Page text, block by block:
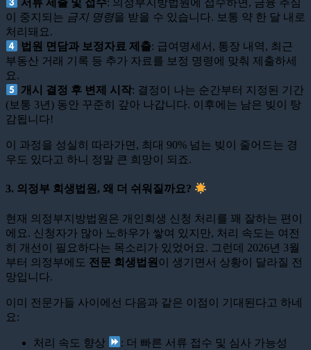
서류 제출 및 접수: 의정부지방법원에 접수하면, 금융 추심
이 중지되는 금지 명령을 받을 수 있습니다. 보통 약 한 달 내로
처리돼요.
법원 면담과 보정자료 제출: 급여명세서, 통장 내역, 최근
부동산 거래 기록 등 추가 자료를 보정 명령에 맞춰 제출하세
요.
개시 결정 후 변제 시작: 결정이 나는 순간부터 지정된 기간
(보통 3년) 동안 꾸준히 갚아 나갑니다. 이후에는 남은 빚이 탕
감됩니다!
이 과정을 성실히 따라가면, 최대 90% 넘는 빚이 줄어드는 경
우도 있다고 하니 정말 큰 희망이 되죠.
3. 의정부 회생법원, 왜 더 쉬워질까요?
현재 의정부지방법원은 개인회생 신청 처리를 꽤 잘하는 편이
에요. 신청자가 많아 노하우가 쌓여 있지만, 처리 속도는 여전
히 개선이 필요하다는 목소리가 있었어요. 그런데 2026년 3월
부터 의정부에도 전문 회생법원 이 생기면서 상황이 달라질 전
망입니다.
이미 전문가들 사이에선 다음과 같은 이점이 기대된다고 하네
요:
처리 속도 향상
: 더 빠른 서류 접수 및 심사 가능성